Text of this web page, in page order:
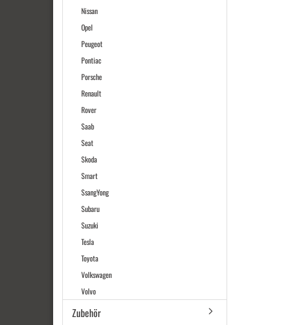
Nissan
Opel
Peugeot
Pontiac
Porsche
Renault
Rover
Saab
Seat
Skoda
Smart
SsangYong
Subaru
Suzuki
Tesla
Toyota
Volkswagen
Volvo
Zubehör